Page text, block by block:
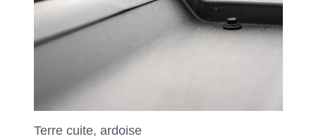
Terre cuite, ardoise